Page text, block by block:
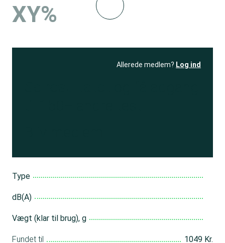
XY%
Allerede medlem? Log ind
Type
dB(A)
Vægt (klar til brug), g
Fundet til 1049 Kr.